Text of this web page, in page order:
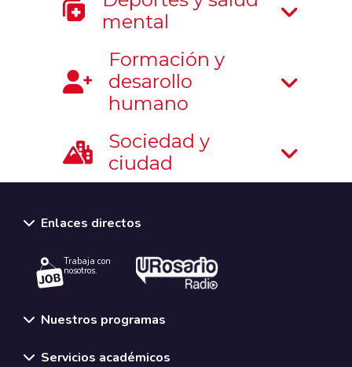
mental
Formación y
desarollo
humano
Sociedad y
ciudad
Enlaces directos
Trabaja con
nosotros.
Nuestros programas
Servicios académicos